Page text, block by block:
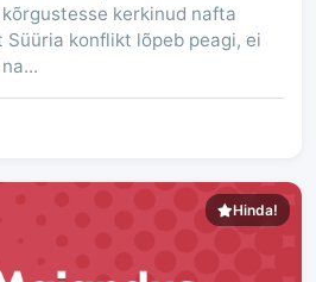
kerkinud nafta
Süüria konflikt lõpeb peagi, ei
Hinda!